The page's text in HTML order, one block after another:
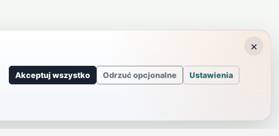
Akceptuj wszystko Odrzuć opcjonalne Ustawienia
×